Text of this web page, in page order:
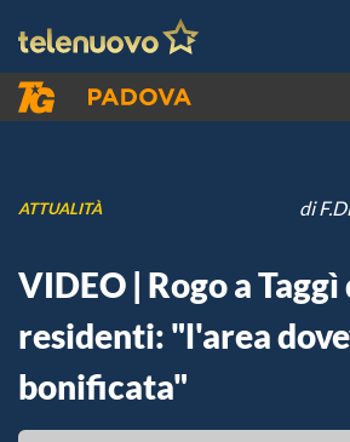
ATTUALITÀ di
VIDEO | Rogo a
residenti: "l'area
bonificata"